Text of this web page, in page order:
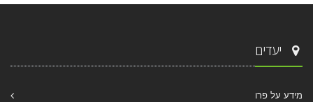
יעדים
מידע על פרו